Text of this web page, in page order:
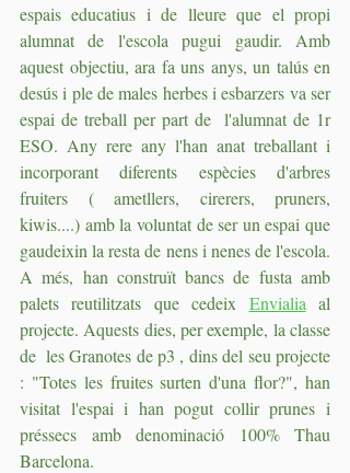
espais educatius i de lleure que el propi
alumnat de l'escola pugui gaudir. Amb
aquest objectiu, ara fa uns anys, un talús en
desús i ple de males herbes i esbarzers va ser
espai de treball per part de  l'alumnat de 1r
ESO. Any rere any l'han anat treballant i
incorporant diferents espècies d'arbres
fruiters ( ametllers, cirerers, pruners,
kiwis....) amb la voluntat de ser un espai que
gaudeixin la resta de nens i nenes de l'escola.
A més, han construït bancs de fusta amb
palets reutilitzats que cedeix Envialia al
projecte. Aquests dies, per exemple, la classe
de  les Granotes de p3 , dins del seu projecte
: "Totes les fruites surten d'una flor?", han
visitat l'espai i han pogut collir prunes i
préssecs amb denominació 100% Thau
Barcelona.